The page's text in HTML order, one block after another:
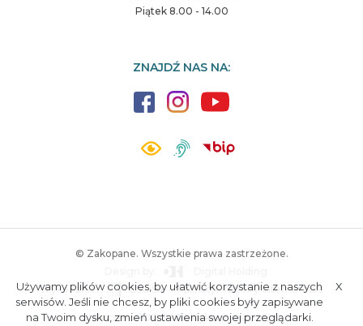
Piątek 8.00 - 14.00
ZNAJDŹ NAS NA:
© Zakopane. Wszystkie prawa zastrzeżone.
Wykonanie:
ESC SA - Aplikacje i strony internetowe
Poczta RODO Polityka prywatności
Używamy plików cookies, by ułatwić korzystanie z naszych
serwisów. Jeśli nie chcesz, by pliki cookies były zapisywane
na Twoim dysku, zmień ustawienia swojej przeglądarki.
X